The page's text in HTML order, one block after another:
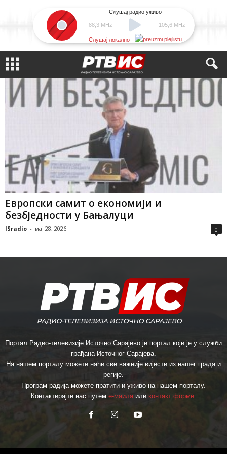
88,3 MHz
Слушај радио уживо
105,6 MHz
Слушај локално
Европски самит о економији и
безбједности у Бањалуци
ISradio - мај 28, 2026 0
Портал Радио-телевизије Источно Сарајево је портал који је у служби
грађана Источног Сарајева.
На нашем порталу можете наћи све важније вијести из нашег града и
регије.
Програм радија можете пратити и уживо на нашем порталу.
Контактирајте нас путем е-маилаили контакт форме.